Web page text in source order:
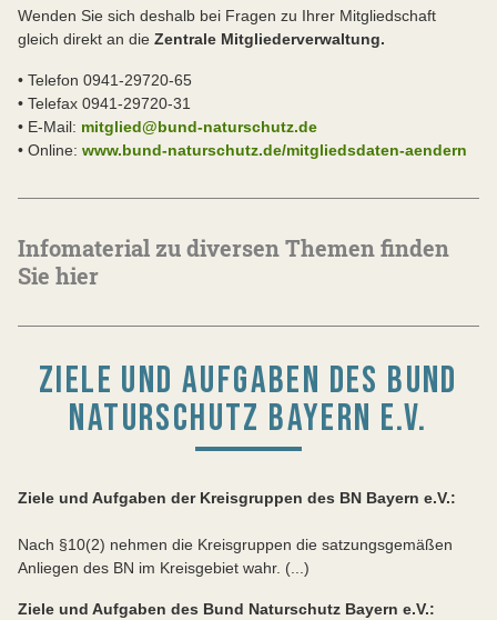
Wenden Sie sich deshalb bei Fragen zu Ihrer Mitgliedschaft
gleich direkt an die Zentrale Mitgliederverwaltung.
• Telefon 0941-29720-65
• Telefax 0941-29720-31
• E-Mail: mitglied@bund-naturschutz.de
• Online: www.bund-naturschutz.de/mitgliedsdaten-aendern
Infomaterial zu diversen Themen finden
Sie hier
ZIELE UND AUFGABEN DES BUND
NATURSCHUTZ BAYERN E.V.
Ziele und Aufgaben der Kreisgruppen des BN Bayern e.V.:
Nach §10(2) nehmen die Kreisgruppen die satzungsgemäßen
Anliegen des BN im Kreisgebiet wahr. (...)
Ziele und Aufgaben des Bund Naturschutz Bayern e.V.: